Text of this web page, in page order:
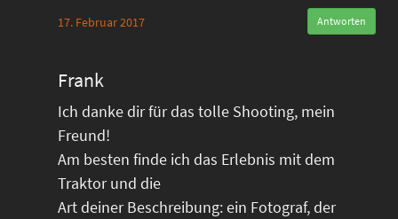
17. Februar 2017 Antworten
Frank
Ich danke dir für das tolle Shooting, mein
Freund!
Am besten finde ich das Erlebnis mit dem
Traktor und die
Art deiner Beschreibung: ein Fotograf, der